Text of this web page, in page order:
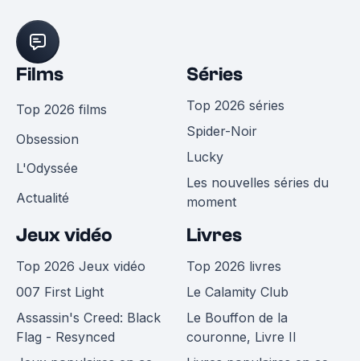
Films
Top 2026 films
Obsession
L'Odyssée
Actualité
Séries
Top 2026 séries
Spider-Noir
Lucky
Les nouvelles séries du
moment
Jeux vidéo
Top 2026 Jeux vidéo
007 First Light
Assassin's Creed: Black
Flag - Resynced
Livres
Top 2026 livres
Le Calamity Club
Le Bouffon de la
couronne, Livre II